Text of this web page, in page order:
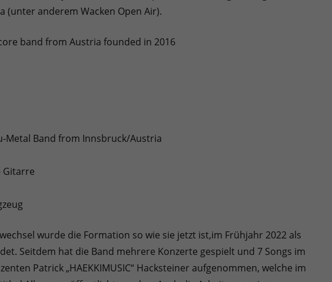
(unter anderem Wacken Open Air).
band from Austria founded in 2016
Metal Band from Innsbruck/Austria
Gitarre
wurde die Formation so wie sie jetzt ist,im Frühjahr 2022 als
Seitdem hat die Band mehrere Konzerte gespielt und 7 Songs im
Patrick „HAEKKIMUSIC“ Hacksteiner aufgenommen, welche im